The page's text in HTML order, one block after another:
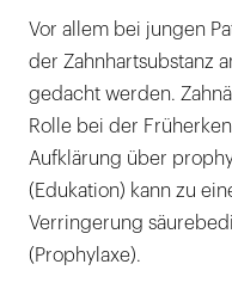
Vor allem bei jungen
der Zahnhartsubstanz
gedacht werden.
Rolle bei der
Aufklärung über
(Edukation) kann zu
Verringerung
(Prophylaxe).